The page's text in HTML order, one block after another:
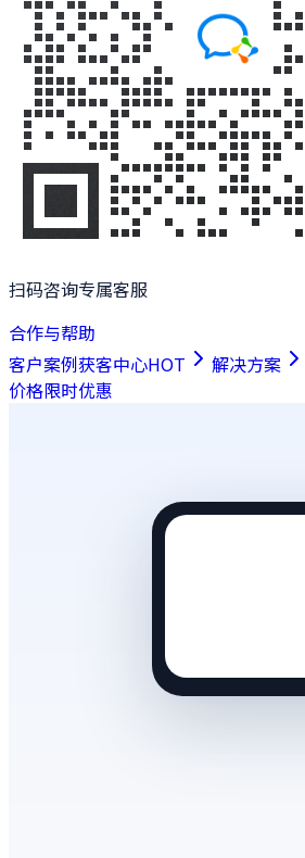
扫码咨询专属客服
合作与帮助
客户案例获客中心HOT 解决方案
价格限时优惠